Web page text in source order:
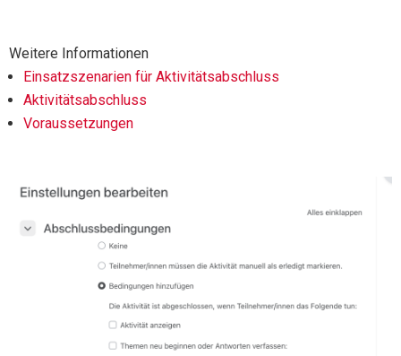
Weitere Informationen
Einsatzszenarien für Aktivitätsabschluss
Aktivitätsabschluss
Voraussetzungen